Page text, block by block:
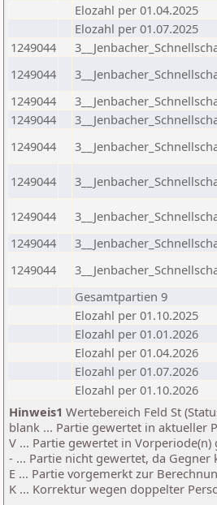
Elozahl per 01.04.2025
Elozahl per 01.07.2025
1249044
1249044
1249044
1249044
1249044
1249044
1249044
1249044
1249044
Gesamtpartien 9
Elozahl per 01.10.2025
Elozahl per 01.01.2026
Elozahl per 01.04.2026
Elozahl per 01.07.2026
Elozahl per 01.10.2026
Hinweis1 Wertebereich Feld St
blank ... Partie gewertet in aktueller
V ... Partie gewertet in Vorperiode(n)
- ... Partie nicht gewertet, da Gegner
E ... Partie vorgemerkt zur
K ... Korrektur wegen doppelter